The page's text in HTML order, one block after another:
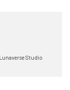
Lunaverse Studio